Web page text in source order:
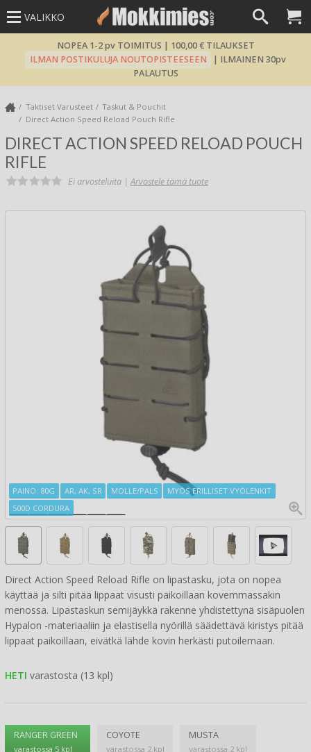
VALIKKO
NOPEA 1-2 pv TOIMITUS | 100,00 € TILAUKSET
ILMAN POSTIKULUJA NOUTOPISTEESEEN
| ILMAINEN 30pv
PALAUTUS
Taktiset Varusteet
Taskut & Pouchit
Direct Action Speed Reload Pouch Rifle
DIRECT ACTION SPEED RELOAD POUCH
RIFLE
Ei arvosteluita |Arvostele tämä tuote
PAINO: 80G AR, AK, SR MOLLE/PALS
MYÖS ERILLISET VYÖLENKIT
500D CORDURA
Direct Action Speed Reload Rifle on lipastasku, jota on nopea
käyttää ja silti pitää lippaat visusti paikoillaan kovemmassakin
menossa. Lipastaskun semijäykkä rakenne yhdistettynä sisäpuolen
Hypalon -materiaaliin ja elastisella nyörillä säädettävä kiristys pitää
lippaat paikoillaan, eivätkä lähde kovin herkästi putoilemaan.
HETI varastosta (13 kpl)
RANGER GREEN
varastossa 5 kpl
COYOTE
varastossa 2 kpl
MUSTA
varastossa 2 kpl